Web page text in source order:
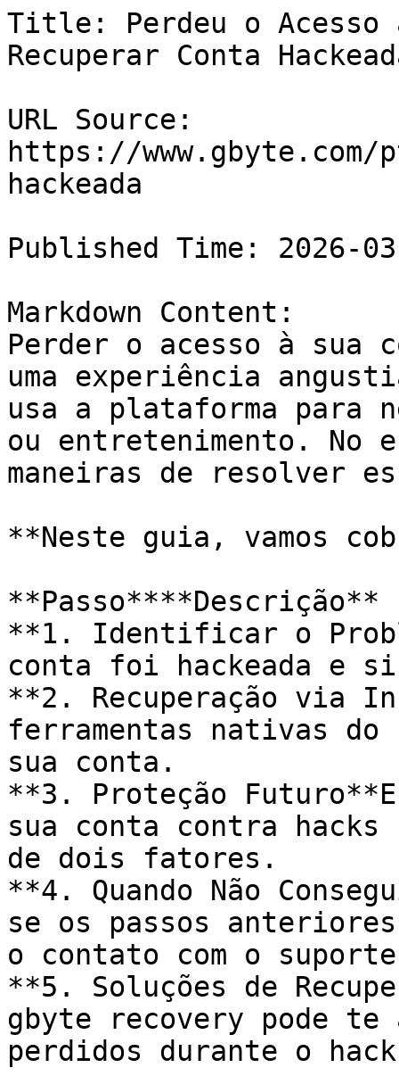
Title: Perdeu o Acesso
Recuperar Conta
URL Source:
https://
hackeada
Published Time: 2026-
Markdown Content:
Perder o acesso à sua
uma experiência
usa a plataforma para
ou entretenimento. No
maneiras de resolver
**Neste guia, vamos
**Passo****Descrição**
**1. Identificar o
conta foi hackeada e
**2. Recuperação via
ferramentas nativas do
sua conta.
**3. Proteção
sua conta contra
de dois fatores.
**4. Quando Não
se os passos
o contato com o
**5. Soluções de
gbyte recovery pode
perdidos durante o